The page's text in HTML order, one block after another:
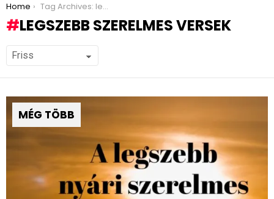
You are here:
Home Tag Archives: legszebb szerelmes versek
LEGSZEBB SZERELMES VERSEK
MÉG TÖBB